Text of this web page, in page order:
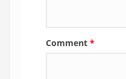
Comment *